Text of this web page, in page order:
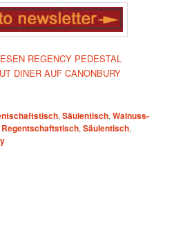
REGENCY PEDESTAL
DINER AUF CANONBURY
,Säulentisch,Walnuss-
Regentschaftstisch,Säulentisch,